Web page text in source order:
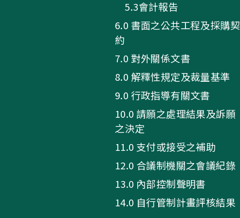
5.3會計報告
6.0 書面之公共工程及採購契
約
7.0 對外關係文書
8.0 解釋性規定及裁量基準
9.0 行政指導有關文書
10.0 請願之處理結果及訴願
之決定
11.0 支付或接受之補助
12.0 合議制機關之會議紀錄
13.0 內部控制聲明書
14.0 自行管制計畫評核結果